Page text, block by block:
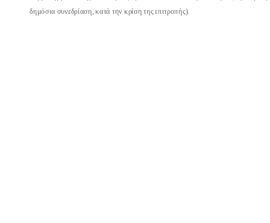
δημόσια συνεδρίαση, κατά την κρίση της επιτροπής).